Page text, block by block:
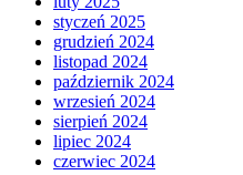
styczeń 2025
grudzień 2024
listopad 2024
październik 2024
wrzesień 2024
sierpień 2024
lipiec 2024
czerwiec 2024